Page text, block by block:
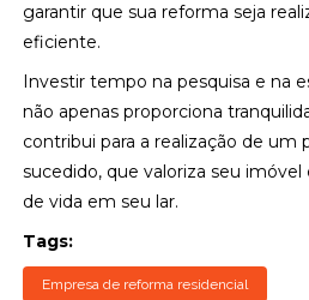
garantir que sua reforma seja
eficiente.
Investir tempo na pesquisa e na
não apenas proporciona
contribui para a realização de
sucedido, que valoriza seu imóvel
de vida em seu lar.
Tags:
Empresa de reforma residencial